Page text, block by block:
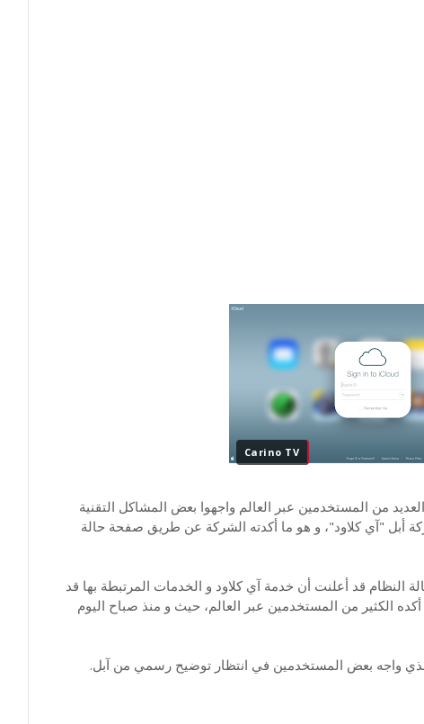
Carino TV
من المستخدمين عبر العالم واجهوا بعض المشاكل التقنية
أبل "آي كلاود"، و هو ما أكدته الشركة عن طريق صفحة حالة
النظام قد أعلنت أن خدمة آي كلاود و الخدمات المرتبطة بها قد
الكثير من المستخدمين عبر العالم، حيث و منذ صباح اليوم
واجه بعض المستخدمين في انتظار توضيح رسمي من آبل.